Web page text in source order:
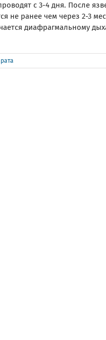
с 3-4 дня. После
не ранее чем через 2-3
диафрагмальному